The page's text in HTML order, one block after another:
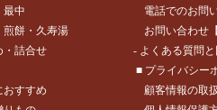
最中
煎餅 ・ 久寿湯
・ 詰合せ
おすすめ
電話でのお問
お問い合わせ
- よくある質問
■ プライバシー
顧客情報の取